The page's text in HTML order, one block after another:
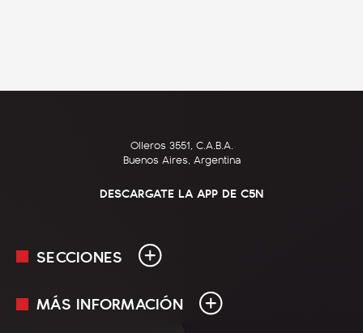
Olleros 3551, C.A.B.A.
Buenos Aires, Argentina
DESCARGATE LA APP DE C5N
SECCIONES
En Vivo
MÁS INFORMACIÓN